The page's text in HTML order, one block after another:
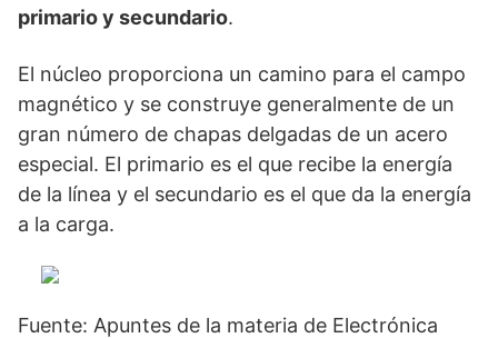
primario y secundario.
El núcleo proporciona un camino para el campo
magnético y se construye generalmente de un
gran número de chapas delgadas de un acero
especial. El primario es el que recibe la energía
de la línea y el secundario es el que da la energía
a la carga.
Fuente: Apuntes de la materia de Electrónica